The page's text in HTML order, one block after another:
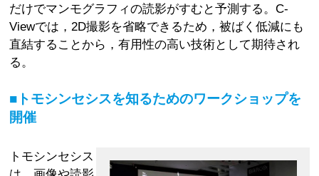
だけでマンモグラフィの読影がすむと予測する。C-
Viewでは，2D撮影を省略できるため，被ばく低減にも
直結することから，有用性の高い技術として期待され
る。
■トモシンセシスを知るためのワークショップを
開催
トモシンセシス